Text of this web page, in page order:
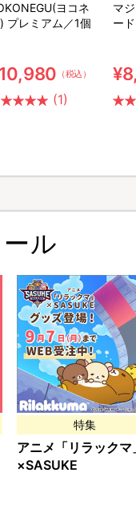
ヨコネ
プレミアム／1個
（税込）
(1)
マ
ー
ル
特集
アニメ「リラックマ
×SASUKE